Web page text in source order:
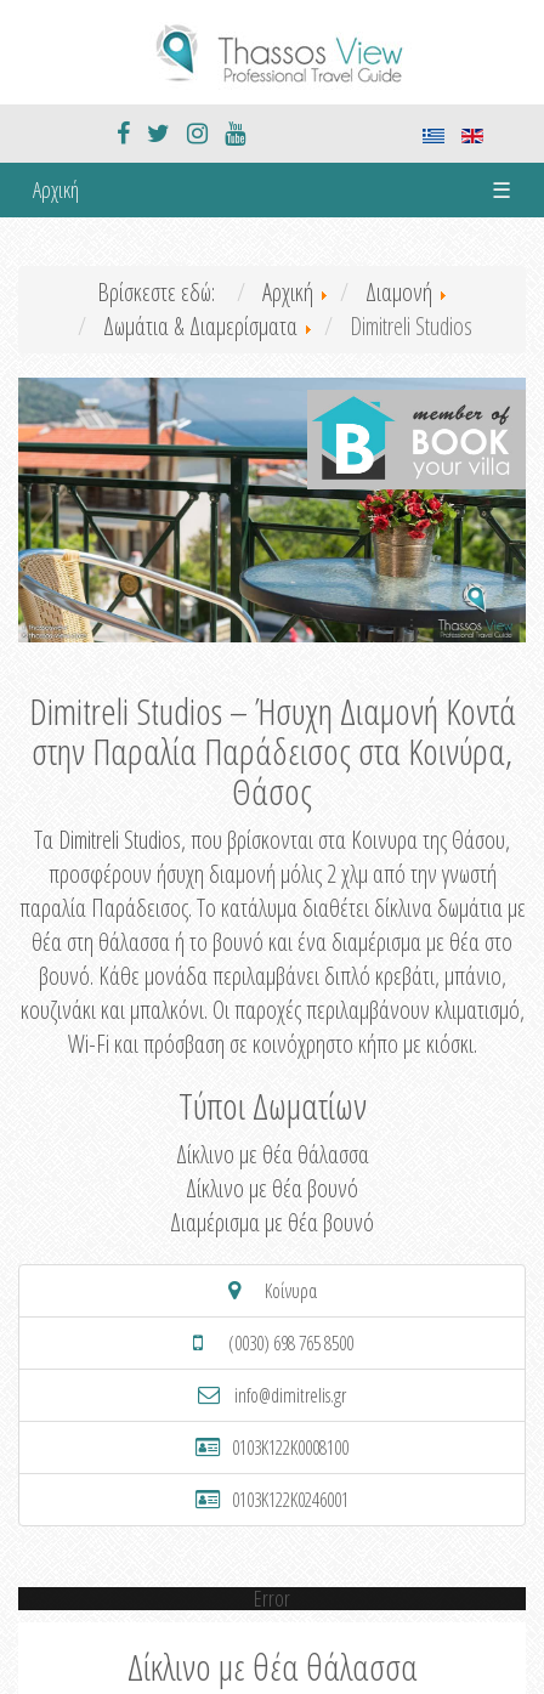
Αρχική ☰
Βρίσκεστε εδώ: Αρχική
Διαμονή
Δωμάτια & Διαμερίσματα
Dimitreli Studios
Dimitreli Studios – Ήσυχη Διαμονή Κοντά
στην Παραλία Παράδεισος στα Κοινύρα,
Θάσος
Τα Dimitreli Studios, που βρίσκονται στα Κοινυρα της Θάσου,
προσφέρουν ήσυχη διαμονή μόλις 2 χλμ από την γνωστή
παραλία Παράδεισος. Το κατάλυμα διαθέτει δίκλινα δωμάτια με
θέα στη θάλασσα ή το βουνό και ένα διαμέρισμα με θέα στο
βουνό. Κάθε μονάδα περιλαμβάνει διπλό κρεβάτι, μπάνιο,
κουζινάκι και μπαλκόνι. Οι παροχές περιλαμβάνουν κλιματισμό,
Wi-Fi και πρόσβαση σε κοινόχρηστο κήπο με κιόσκι.
Τύποι Δωματίων
Δίκλινο με θέα θάλασσα
Δίκλινο με θέα βουνό
Διαμέρισμα με θέα βουνό
Κοίνυρα
(0030) 698 765 8500
info@dimitrelis.gr
0103K122K0008100
0103K122K0246001
Error
Δίκλινο με θέα θάλασσα